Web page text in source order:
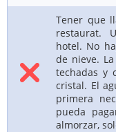
Tener que
restaurat.
hotel. No
de nieve.
techadas y
cristal. El
primera
pueda
almorzar,